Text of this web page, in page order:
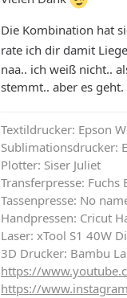
Die Kombination hat
rate ich dir damit
naa.. ich weiß nicht..
stemmt.. aber es
Textildrucker: Epson
Sublimationsdrucker:
Plotter: Siser Juliet
Transferpresse: Fuchs
Tassenpresse: No
Handpressen: Cricut
Laser: xTool S1 40W
3D Drucker: Bambu
https://
https://